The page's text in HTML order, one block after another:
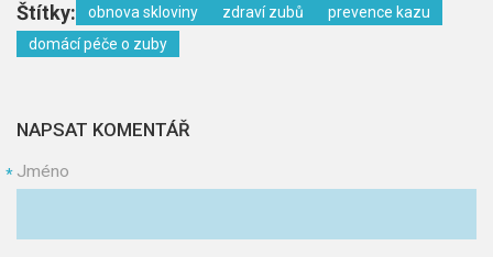
Štítky: obnova skloviny zdraví zubů
prevence kazu
domácí péče o zuby
NAPSAT KOMENTÁŘ
Jméno
*